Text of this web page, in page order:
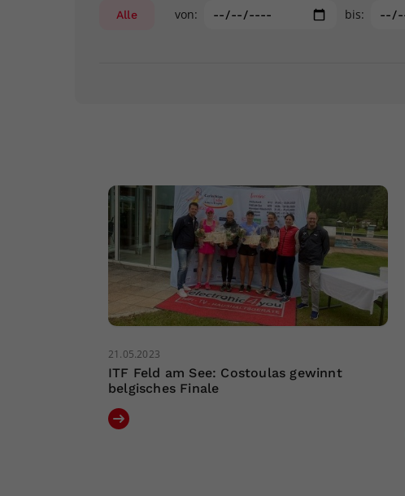
Alle von: bis:
21.05.2023
ITF Feld am See: Costoulas gewinnt
belgisches Finale